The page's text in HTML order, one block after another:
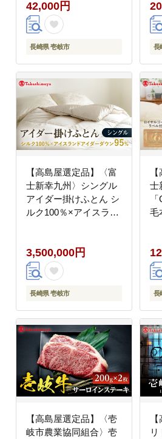
42000円
42,000円
長崎県 壱岐市
ク
ド
毛
長
【高島屋選定品】〈富
士新幸九州〉シングル
アイダー掛けふとん シ
ルク100％×アイスラン
羽毛布団 アイダー
[JFJ012] 350万
3500000 3500000円
350万円
3,500,000円
長崎県 壱岐市
士
毛
羽
円
長
【高島屋選定品】〈壱
岐市農業協同組合〉壱